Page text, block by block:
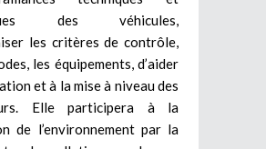
des véhicules,
les critères de contrôle,
les équipements, d’aider
et à la mise à niveau des
Elle participera à la
de l’environnement par la